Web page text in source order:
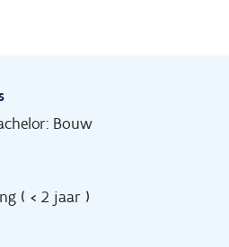
Bouw
( < 2 jaar )